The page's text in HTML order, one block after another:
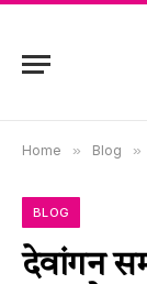
Home » Blog »
BLOG
देवांगन